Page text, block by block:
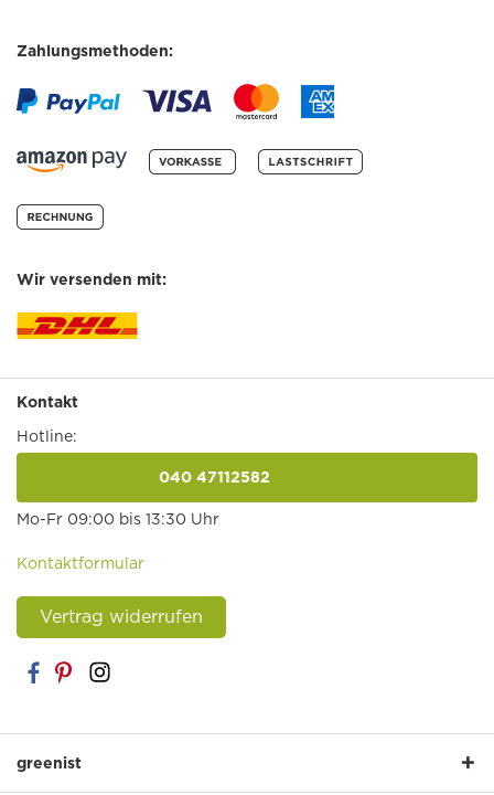
Zahlungsmethoden:
Wir versenden mit:
Kontakt
Hotline:
040 47112582
Mo-Fr 09:00 bis 13:30 Uhr
Kontaktformular
Vertrag widerrufen
greenist